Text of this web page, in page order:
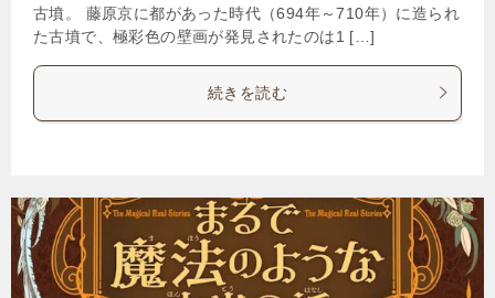
古墳。 藤原京に都があった時代（694年～710年）に造られ
た古墳で、極彩色の壁画が発見されたのは1 […]
続きを読む